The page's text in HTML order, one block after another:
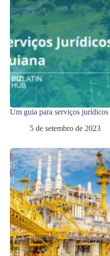
Um guia para serviços
5 de setembro de 2023